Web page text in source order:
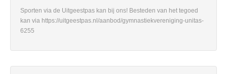
Sporten via de Uitgeestpas kan bij ons! Besteden van het tegoed
kan via https://uitgeestpas.nl/aanbod/gymnastiekvereniging-unitas-
6255